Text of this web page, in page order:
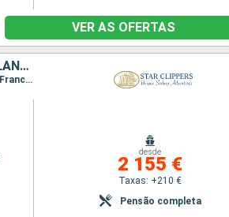
VER AS OFERTAS
SÃO MARTINHO, ANGUILHAS, JOST VAN DYKE, TORTOLA, NORMAN ISLAND, CANAL SIR FRANCIS DRAKE, ANTÍGUA E BARBUDA, VIRGIN GORDA, FRANÇA
Itinerário : Philippsburg, Road Bay, Jost Van Dyke, Sopers Hole, Norman Island, Canal de St. Francis Drake, Ilhas Virgens, Spanish Town, Basseterre (St Kitts), South Friar s (praia), Gustavia, Philippsburg
desde
2 155 €
Taxas: +210 €
Pensão completa